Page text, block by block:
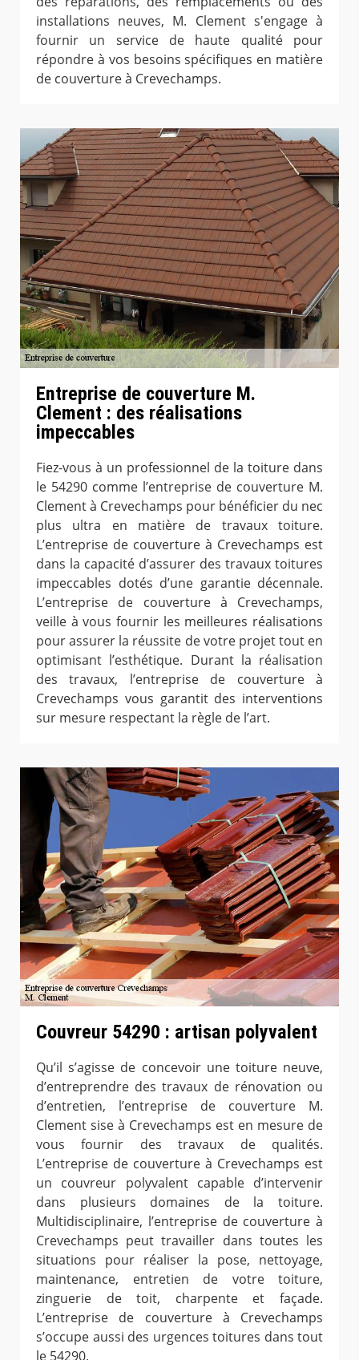
installations neuves, M. Clement s'engage à
fournir un service de haute qualité pour
répondre à vos besoins spécifiques en matière
de couverture à Crevechamps.
Entreprise de couverture M.
Clement : des réalisations
impeccables
Fiez-vous à un professionnel de la toiture dans
le 54290 comme l’entreprise de couverture M.
Clement à Crevechamps pour bénéficier du nec
plus ultra en matière de travaux toiture.
L’entreprise de couverture à Crevechamps est
dans la capacité d’assurer des travaux toitures
impeccables dotés d’une garantie décennale.
L’entreprise de couverture à Crevechamps,
veille à vous fournir les meilleures réalisations
pour assurer la réussite de votre projet tout en
optimisant l’esthétique. Durant la réalisation
des travaux, l’entreprise de couverture à
Crevechamps vous garantit des interventions
sur mesure respectant la règle de l’art.
Couvreur 54290 : artisan polyvalent
Qu’il s’agisse de concevoir une toiture neuve,
d’entreprendre des travaux de rénovation ou
d’entretien, l’entreprise de couverture M.
Clement sise à Crevechamps est en mesure de
vous fournir des travaux de qualités.
L’entreprise de couverture à Crevechamps est
un couvreur polyvalent capable d’intervenir
dans plusieurs domaines de la toiture.
Multidisciplinaire, l’entreprise de couverture à
Crevechamps peut travailler dans toutes les
situations pour réaliser la pose, nettoyage,
maintenance, entretien de votre toiture,
zinguerie de toit, charpente et façade.
L’entreprise de couverture à Crevechamps
s’occupe aussi des urgences toitures dans tout
le 54290.